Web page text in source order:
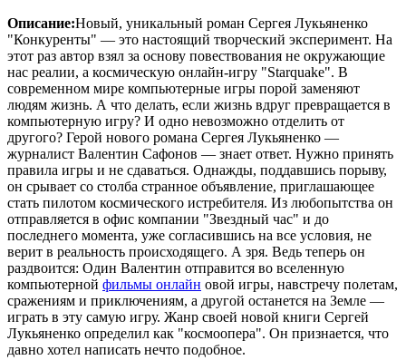
Описание:Новый, уникальный роман Сергея Лукьяненко
"Конкуренты" — это настоящий творческий эксперимент. На
этот раз автор взял за основу повествования не окружающие
нас реалии, а космическую онлайн-игру "Starquake". В
современном мире компьютерные игры порой заменяют
людям жизнь. А что делать, если жизнь вдруг превращается в
компьютерную игру? И одно невозможно отделить от
другого? Герой нового романа Сергея Лукьяненко —
журналист Валентин Сафонов — знает ответ. Нужно принять
правила игры и не сдаваться. Однажды, поддавшись порыву,
он срывает со столба странное объявление, приглашающее
стать пилотом космического истребителя. Из любопытства он
отправляется в офис компании "Звездный час" и до
последнего момента, уже согласившись на все условия, не
верит в реальность происходящего. А зря. Ведь теперь он
раздвоится: Один Валентин отправится во вселенную
компьютерной фильмы онлайн овой игры, навстречу полетам,
сражениям и приключениям, а другой останется на Земле —
играть в эту самую игру. Жанр своей новой книги Сергей
Лукьяненко определил как "космоопера". Он признается, что
давно хотел написать нечто подобное.